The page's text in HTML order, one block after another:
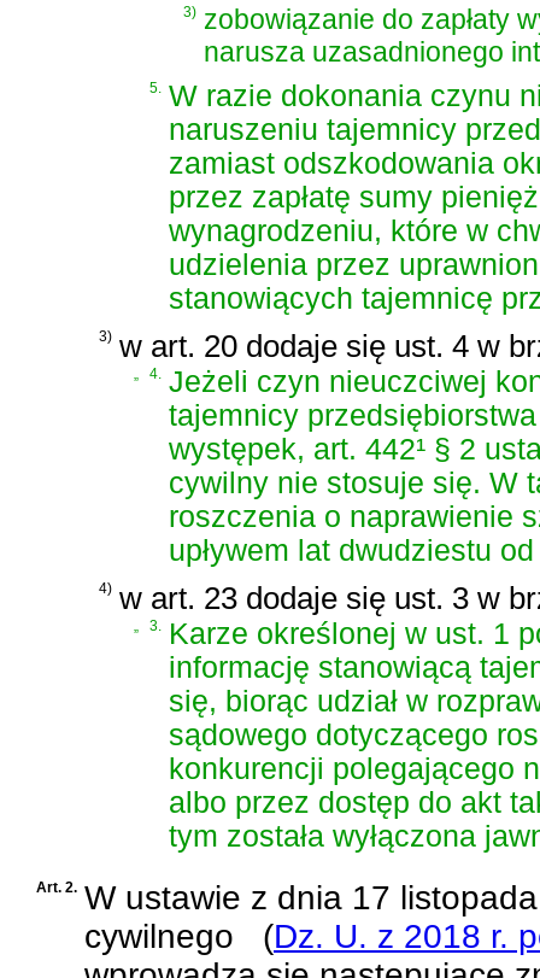
3) zobowiązanie do zapłaty
narusza uzasadnionego
5. W razie dokonania czynu
naruszeniu tajemnicy
zamiast odszkodowania
przez zapłatę sumy
wynagrodzeniu, które w
udzielenia przez
stanowiących tajemnicę
3) w art. 20 dodaje się ust. 4 w
„ 4. Jeżeli czyn nieuczciwej
tajemnicy
występek, art. 442¹ § 2
cywilny nie stosuje się. W
roszczenia o naprawienie
upływem lat dwudziestu
4) w art. 23 dodaje się ust. 3 w
3.
Karze określonej w ust. 1
informację stanowiącą
się, biorąc udział w
sądowego dotyczącego
konkurencji polegającego
albo przez dostęp do akt
tym została wyłączona
Art. 2. W ustawie z dnia 17
cywilnego
(Dz. U. z 2018 r.